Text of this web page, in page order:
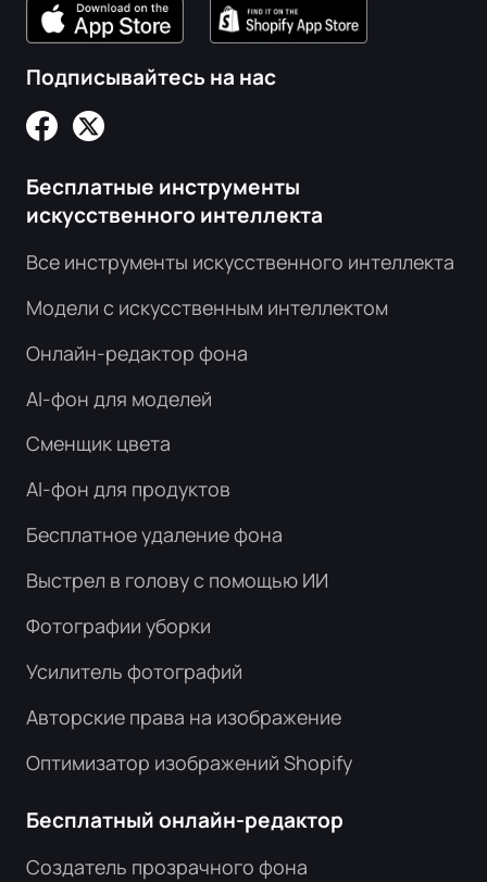
Подписывайтесь на нас
Бесплатные инструменты
искусственного интеллекта
Все инструменты искусственного интеллекта
Модели с искусственным интеллектом
Онлайн-редактор фона
AI-фон для моделей
Сменщик цвета
AI-фон для продуктов
Бесплатное удаление фона
Выстрел в голову с помощью ИИ
Фотографии уборки
Усилитель фотографий
Авторские права на изображение
Оптимизатор изображений Shopify
Бесплатный онлайн-редактор
Создатель прозрачного фона